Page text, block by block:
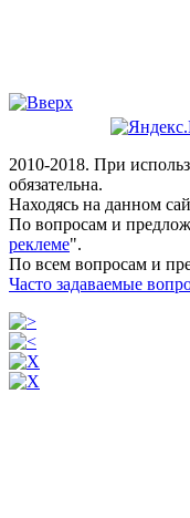
2010-2018. При
обязательна.
Находясь на данном
По вопросам и
реклеме".
По всем вопросам и
Часто задаваемые